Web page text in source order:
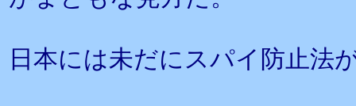
日本には未だにスパイ防止法